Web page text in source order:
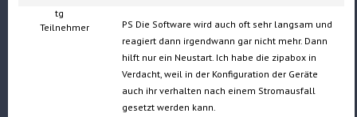
tg
Teilnehmer
PS Die Software wird auch oft sehr langsam und
reagiert dann irgendwann gar nicht mehr. Dann
hilft nur ein Neustart. Ich habe die zipabox in
Verdacht, weil in der Konfiguration der Geräte
auch ihr verhalten nach einem Stromausfall
gesetzt werden kann.